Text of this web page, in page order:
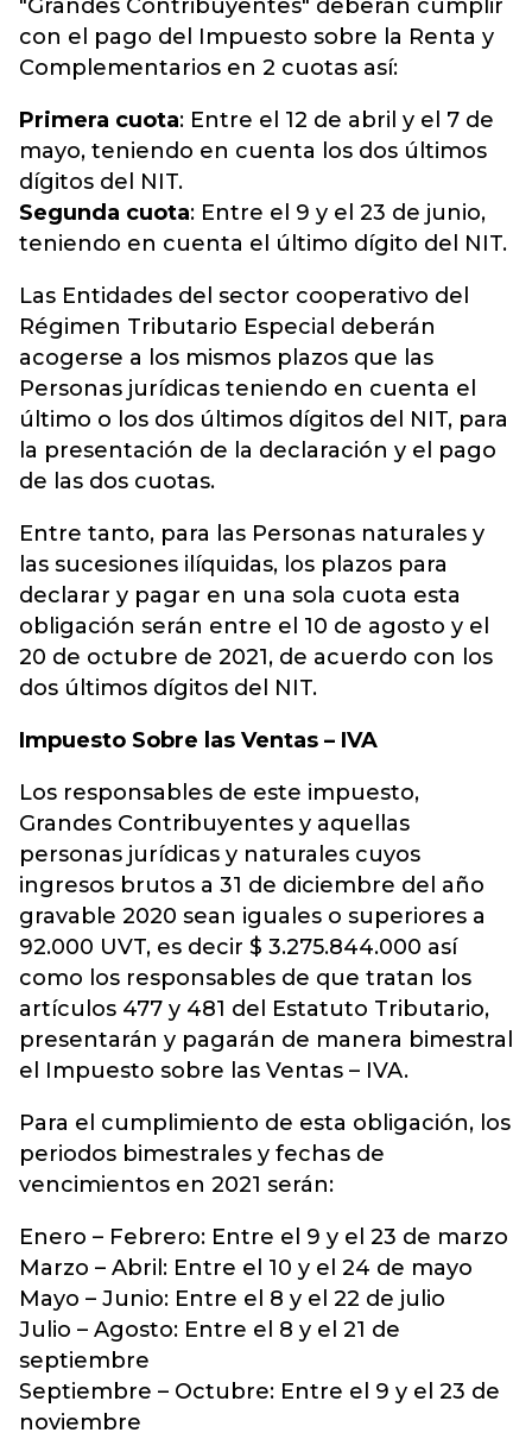
"Grandes Contribuyentes" deberán cumplir
con el pago del Impuesto sobre la Renta y
Complementarios en 2 cuotas así:
Primera cuota: Entre el 12 de abril y el 7 de
mayo, teniendo en cuenta los dos últimos
dígitos del NIT.
Segunda cuota: Entre el 9 y el 23 de junio,
teniendo en cuenta el último dígito del NIT.
Las Entidades del sector cooperativo del
Régimen Tributario Especial deberán
acogerse a los mismos plazos que las
Personas jurídicas teniendo en cuenta el
último o los dos últimos dígitos del NIT, para
la presentación de la declaración y el pago
de las dos cuotas.
Entre tanto, para las Personas naturales y
las sucesiones ilíquidas, los plazos para
declarar y pagar en una sola cuota esta
obligación serán entre el 10 de agosto y el
20 de octubre de 2021, de acuerdo con los
dos últimos dígitos del NIT.
Impuesto Sobre las Ventas – IVA
Los responsables de este impuesto,
Grandes Contribuyentes y aquellas
personas jurídicas y naturales cuyos
ingresos brutos a 31 de diciembre del año
gravable 2020 sean iguales o superiores a
92.000 UVT, es decir $ 3.275.844.000 así
como los responsables de que tratan los
artículos 477 y 481 del Estatuto Tributario,
presentarán y pagarán de manera bimestral
el Impuesto sobre las Ventas – IVA.
Para el cumplimiento de esta obligación, los
periodos bimestrales y fechas de
vencimientos en 2021 serán:
Enero – Febrero: Entre el 9 y el 23 de marzo
Marzo – Abril: Entre el 10 y el 24 de mayo
Mayo – Junio: Entre el 8 y el 22 de julio
Julio – Agosto: Entre el 8 y el 21 de
septiembre
Septiembre – Octubre: Entre el 9 y el 23 de
noviembre